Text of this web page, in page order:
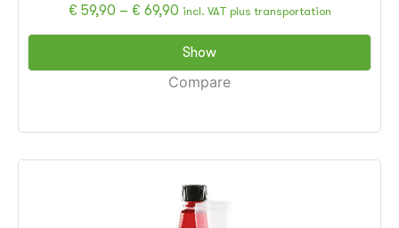
€ 59,90 – € 69,90 incl. VAT plus transportation
Show
Compare